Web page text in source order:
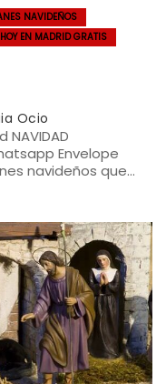
NAVIDEÑOS
EN MADRID GRATIS
Ocio
Envelope
navideños que…